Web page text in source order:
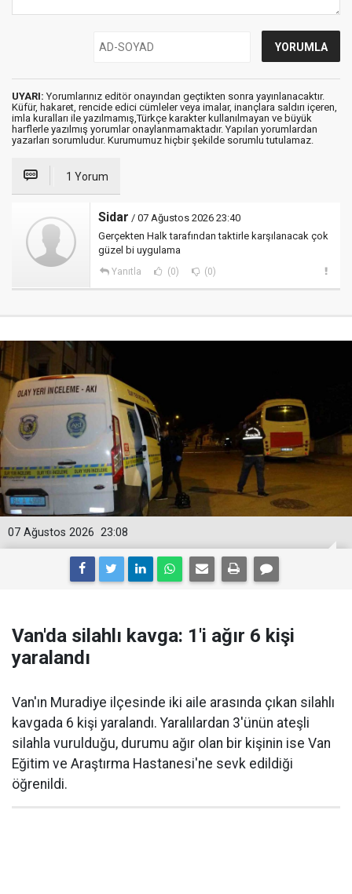
UYARI: Yorumlarınız editör onayından geçtikten sonra yayınlanacaktır.
Küfür, hakaret, rencide edici cümleler veya imalar, inançlara saldırı içeren,
imla kuralları ile yazılmamış,Türkçe karakter kullanılmayan ve büyük
harflerle yazılmış yorumlar onaylanmamaktadır. Yapılan yorumlardan
yazarları sorumludur. Kurumumuz hiçbir şekilde sorumlu tutulamaz.
1 Yorum
Sidar / 07 Ağustos 2026 23:40
Gerçekten Halk tarafından taktirle karşılanacak çok
güzel bi uygulama
Yanıtla (0) (0)
23:08
07 Ağustos 2026
Van'da silahlı kavga: 1'i ağır 6 kişi
yaralandı
Van'ın Muradiye ilçesinde iki aile arasında çıkan silahlı
kavgada 6 kişi yaralandı. Yaralılardan 3'ünün ateşli
silahla vurulduğu, durumu ağır olan bir kişinin ise Van
Eğitim ve Araştırma Hastanesi'ne sevk edildiği
öğrenildi.